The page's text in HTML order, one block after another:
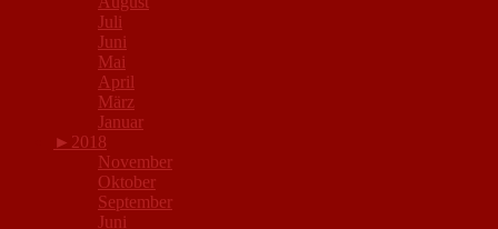
Juli
Juni
Mai
April
März
Januar
► 2018
November
Oktober
September
Juni